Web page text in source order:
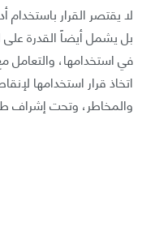
بل يشمل أيضاً القدرة على
في استخدامها، والتعامل
اتخاذ قرار استخدامها
والمخاطر، وتحت